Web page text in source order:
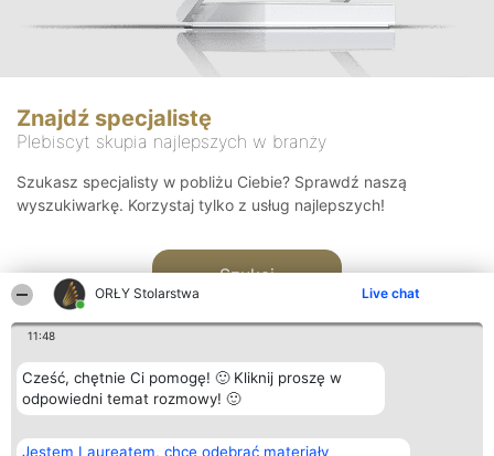
ORŁY Stolarstwa Live chat
11:48
Cześć, chętnie Ci pomogę! 🙂 Kliknij proszę w
odpowiedni temat rozmowy! 🙂
Jestem Laureatem, chcę odebrać materiały
Znajdź specjalistę
Plebiscyt skupia najlepszych w branży
Szukasz specjalisty w pobliżu Ciebie? Sprawdź naszą
wyszukiwarkę. Korzystaj tylko z usług najlepszych!
Szukaj
Organizator plebiscytu
Bright Side Solutions sp. z o.
Plebiscyt
Laureaci
Kontakt
Kontakt